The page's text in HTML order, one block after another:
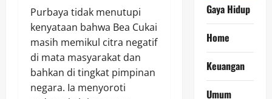
Purbaya tidak menutupi
kenyataan bahwa Bea Cukai
masih memikul citra negatif
di mata masyarakat dan
bahkan di tingkat pimpinan
negara. Ia menyoroti
Gaya Hidup
Home
Keuangan
Umum